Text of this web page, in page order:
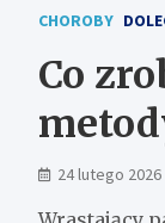
CHOROBY
Co
24 lutego 2026